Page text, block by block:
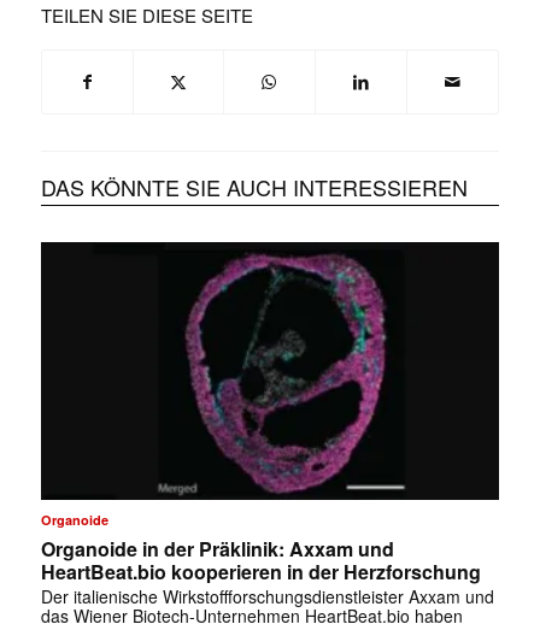
TEILEN SIE DIESE SEITE
DAS KÖNNTE SIE AUCH INTERESSIEREN
Organoide
Organoide in der Präklinik: Axxam und
HeartBeat.bio kooperieren in der Herzforschung
Der italienische Wirkstoffforschungsdienstleister Axxam und
das Wiener Biotech-Unternehmen HeartBeat.bio haben